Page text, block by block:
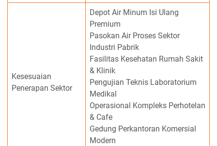
Kesesuaian
Penerapan Sektor
Depot Air Minum Isi Ulang
Premium
Pasokan Air Proses Sektor
Industri Pabrik
Fasilitas Kesehatan Rumah Sakit
& Klinik
Pengujian Teknis Laboratorium
Medikal
Operasional Kompleks Perhotelan
& Cafe
Gedung Perkantoran Komersial
Modern